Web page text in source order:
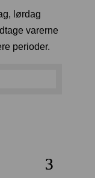
lørdag
varerne
perioder.